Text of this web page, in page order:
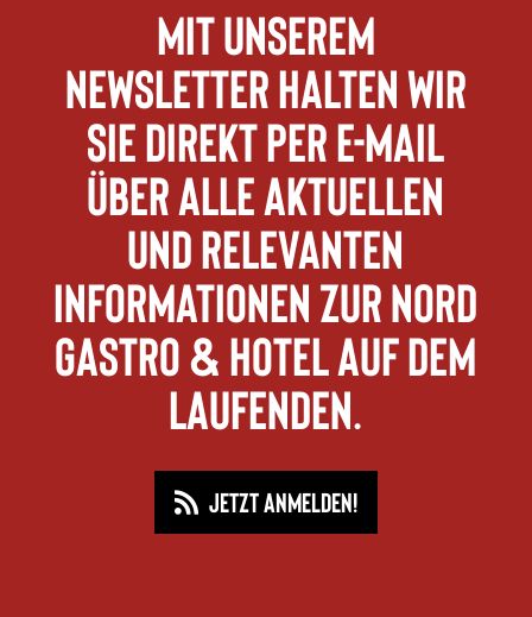
Mit unserem
Newsletter halten wir
Sie direkt per E-Mail
über alle aktuellen
und relevanten
Informationen zur Nord
Gastro & Hotel auf dem
Laufenden.
JETZT ANMELDEN!